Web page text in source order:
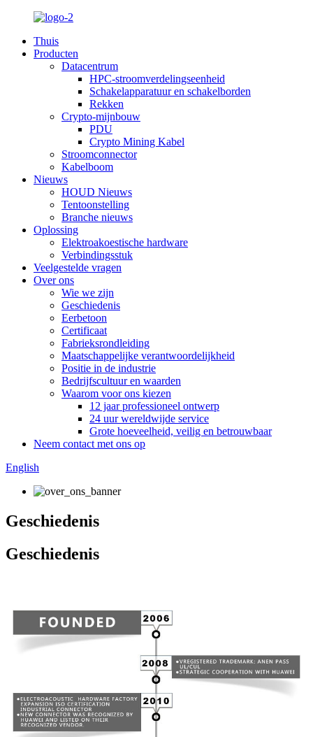
Thuis
Producten
Datacentrum
HPC-stroomverdelingseenheid
Schakelapparatuur en schakelborden
Rekken
Crypto-mijnbouw
PDU
Crypto Mining Kabel
Stroomconnector
Kabelboom
Nieuws
HOUD Nieuws
Tentoonstelling
Branche nieuws
Oplossing
Elektroakoestische hardware
Verbindingsstuk
Veelgestelde vragen
Over ons
Wie we zijn
Geschiedenis
Eerbetoon
Certificaat
Fabrieksrondleiding
Maatschappelijke verantwoordelijkheid
Positie in de industrie
Bedrijfscultuur en waarden
Waarom voor ons kiezen
12 jaar professioneel ontwerp
24 uur wereldwijde service
Grote hoeveelheid, veilig en betrouwbaar
Neem contact met ons op
English
Geschiedenis
Geschiedenis